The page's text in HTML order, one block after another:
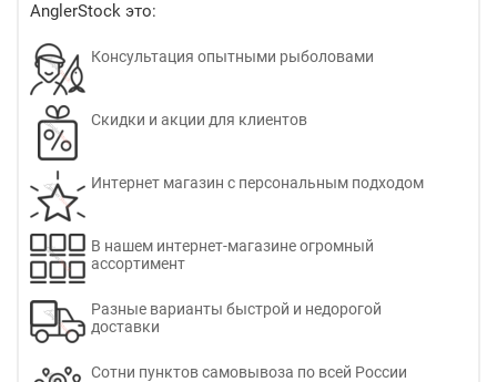
AnglerStock это:
Консультация опытными рыболовами
Скидки и акции для клиентов
Интернет магазин с персональным подходом
В нашем интернет-магазине огромный
ассортимент
Разные варианты быстрой и недорогой
доставки
Сотни пунктов самовывоза по всей России